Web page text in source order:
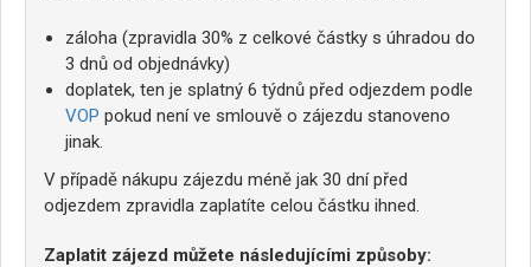
záloha (zpravidla 30% z celkové částky s úhradou do
3 dnů od objednávky)
doplatek, ten je splatný 6 týdnů před odjezdem podle
VOP pokud není ve smlouvě o zájezdu stanoveno
jinak.
V případě nákupu zájezdu méně jak 30 dní před
odjezdem zpravidla zaplatíte celou částku ihned.
Zaplatit zájezd můžete následujícími způsoby: